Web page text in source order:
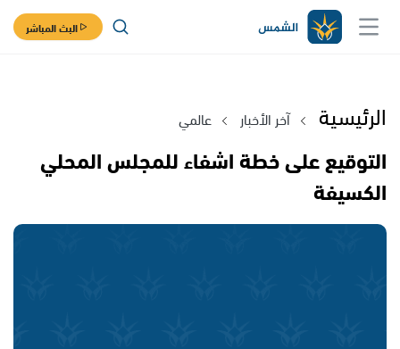
البث المباشر
الرئيسية آخر الأخبار عالمي
التوقيع على خطة اشفاء للمجلس المحلي
الكسيفة